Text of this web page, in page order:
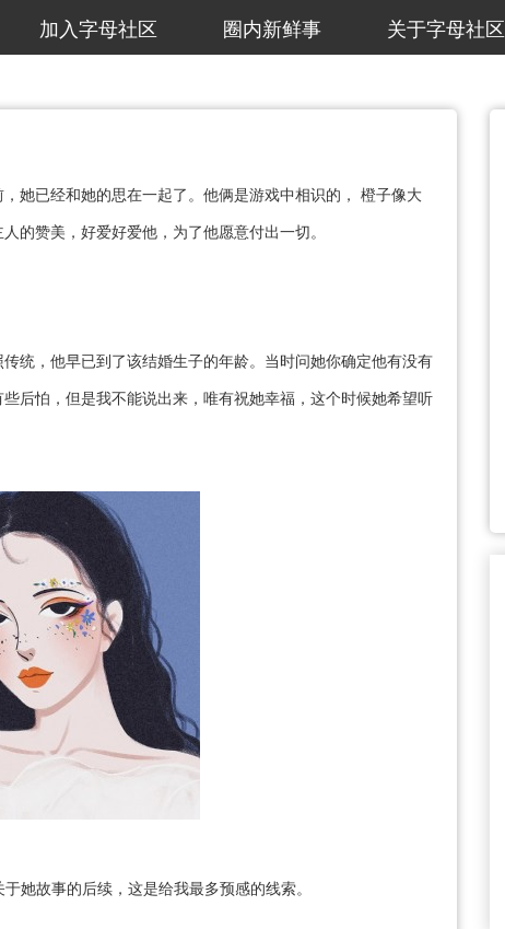
加入字母社区 圈内新鲜事 关于字母社区
她已经和她的思在一起了。他俩是游戏中相识的， 橙子像大
的赞美，好爱好爱他，为了他愿意付出一切。
统，他早已到了该结婚生子的年龄。当时问她你确定他有没有
后怕，但是我不能说出来，唯有祝她幸福，这个时候她希望听
她故事的后续，这是给我最多预感的线索。